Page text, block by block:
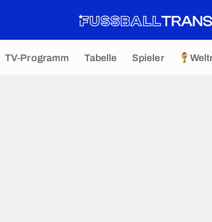
TV-Programm Tabelle Spieler